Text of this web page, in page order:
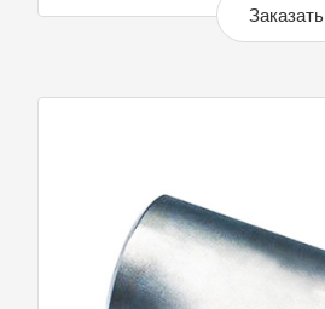
Заказать